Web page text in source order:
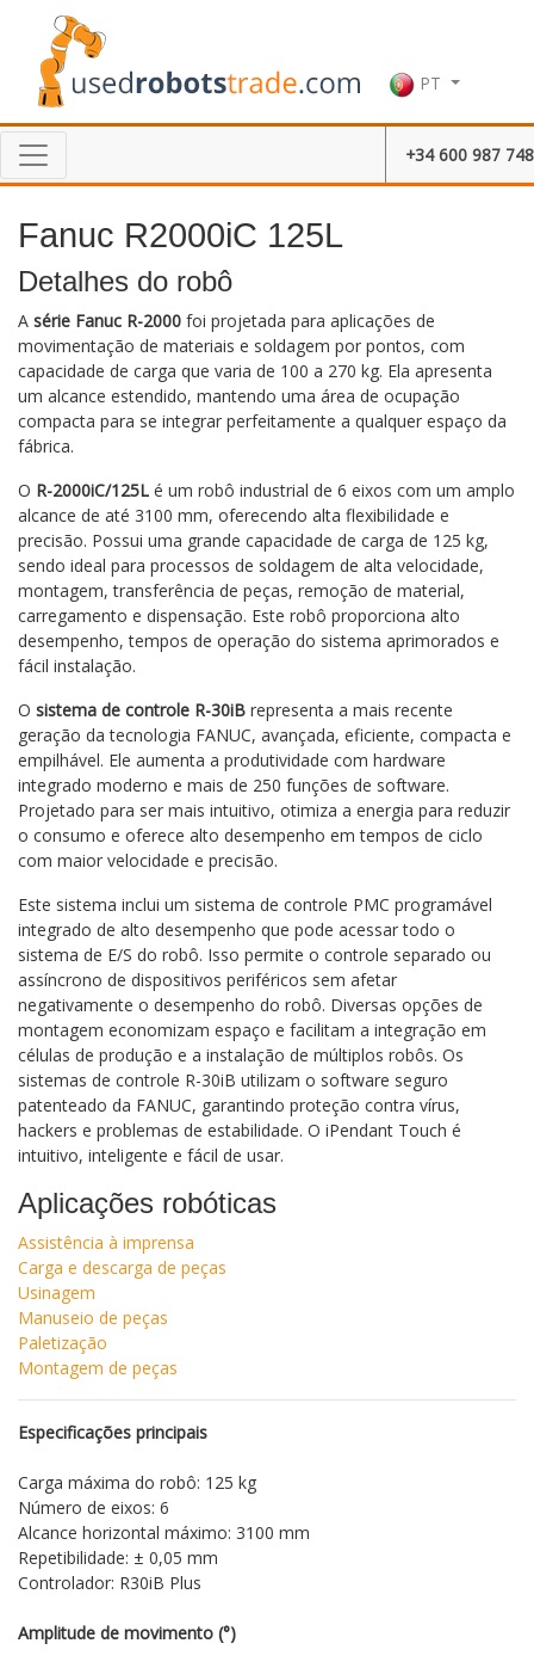
PT
+34 600 987 748
Fanuc R2000iC 125L
Detalhes do robô
A série Fanuc R-2000 foi projetada para aplicações de
movimentação de materiais e soldagem por pontos, com
capacidade de carga que varia de 100 a 270 kg. Ela apresenta
um alcance estendido, mantendo uma área de ocupação
compacta para se integrar perfeitamente a qualquer espaço da
fábrica.
O R-2000iC/125L é um robô industrial de 6 eixos com um amplo
alcance de até 3100 mm, oferecendo alta flexibilidade e
precisão. Possui uma grande capacidade de carga de 125 kg,
sendo ideal para processos de soldagem de alta velocidade,
montagem, transferência de peças, remoção de material,
carregamento e dispensação. Este robô proporciona alto
desempenho, tempos de operação do sistema aprimorados e
fácil instalação.
O sistema de controle R-30iB representa a mais recente
geração da tecnologia FANUC, avançada, eficiente, compacta e
empilhável. Ele aumenta a produtividade com hardware
integrado moderno e mais de 250 funções de software.
Projetado para ser mais intuitivo, otimiza a energia para reduzir
o consumo e oferece alto desempenho em tempos de ciclo
com maior velocidade e precisão.
Este sistema inclui um sistema de controle PMC programável
integrado de alto desempenho que pode acessar todo o
sistema de E/S do robô. Isso permite o controle separado ou
assíncrono de dispositivos periféricos sem afetar
negativamente o desempenho do robô. Diversas opções de
montagem economizam espaço e facilitam a integração em
células de produção e a instalação de múltiplos robôs. Os
sistemas de controle R-30iB utilizam o software seguro
patenteado da FANUC, garantindo proteção contra vírus,
hackers e problemas de estabilidade. O iPendant Touch é
intuitivo, inteligente e fácil de usar.
Aplicações robóticas
Assistência à imprensa
Carga e descarga de peças
Usinagem
Manuseio de peças
Paletização
Montagem de peças
Especificações principais
Carga máxima do robô: 125 kg
Número de eixos: 6
Alcance horizontal máximo: 3100 mm
Repetibilidade: ± 0,05 mm
Controlador: R30iB Plus
Amplitude de movimento (°)